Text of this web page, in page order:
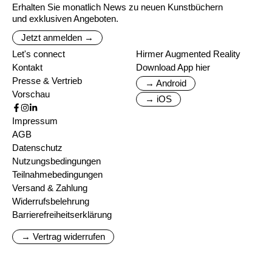
Erhalten Sie monatlich News zu neuen Kunstbüchern
und exklusiven Angeboten.
Jetzt anmelden →
Let's connect
Kontakt
Presse & Vertrieb
Vorschau
Hirmer Augmented Reality
Download App hier
→ Android
→ iOS
Impressum
AGB
Datenschutz
Nutzungsbedingungen
Teilnahmebedingungen
Versand & Zahlung
Widerrufsbelehrung
Barrierefreiheitserklärung
→ Vertrag widerrufen